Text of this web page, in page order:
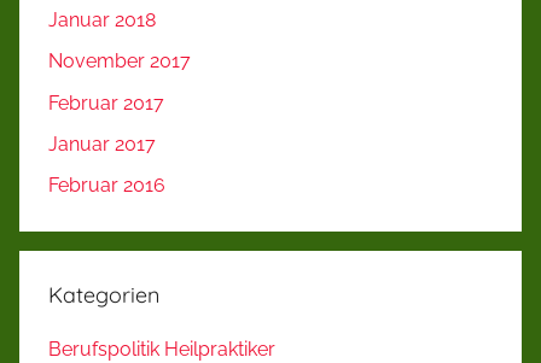
Januar 2018
November 2017
Februar 2017
Januar 2017
Februar 2016
Kategorien
Berufspolitik Heilpraktiker